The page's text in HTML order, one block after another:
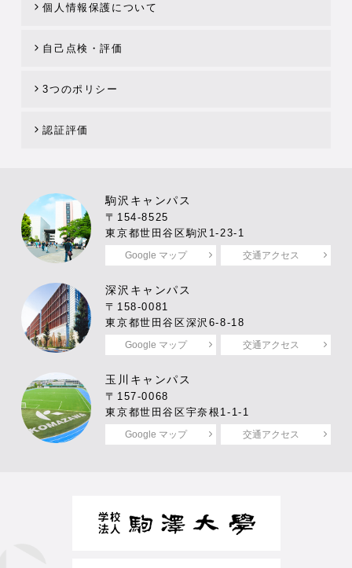
個人情報保護について
自己点検・評価
3つのポリシー
認証評価
駒沢キャンパス
〒154-8525
東京都世田谷区駒沢1-23-1
Google マップ 交通アクセス
深沢キャンパス
〒158-0081
東京都世田谷区深沢6-8-18
Google マップ 交通アクセス
玉川キャンパス
〒157-0068
東京都世田谷区宇奈根1-1-1
Google マップ 交通アクセス